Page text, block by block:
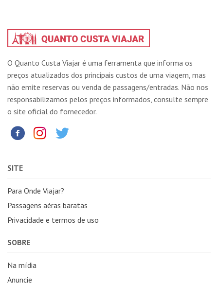
O Quanto Custa Viajar é uma ferramenta que informa os
preços atualizados dos principais custos de uma viagem, mas
não emite reservas ou venda de passagens/entradas. Não nos
responsabilizamos pelos preços informados, consulte sempre
o site oficial do fornecedor.
SITE
Para Onde Viajar?
Passagens aéras baratas
Privacidade e termos de uso
SOBRE
Na mídia
Anuncie